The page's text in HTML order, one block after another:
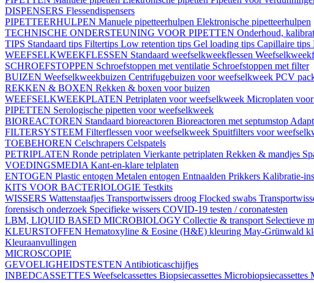
DISPENSERS Flessendispensers
PIPETTEERHULPEN Manuele pipetteerhulpen Elektronische pipetteerhulpen
TECHNISCHE ONDERSTEUNING VOOR PIPETTEN Onderhoud,
TIPS Standaard tips Filtertips Low retention tips Gel loading tips Capillaire tips
WEEFSELKWEEKFLESSEN Standaard weefselkweekflessen
SCHROEFSTOPPEN Schroefstoppen met ventilatie Schroefstoppen met filter
BUIZEN Weefselkweekbuizen Centrifugebuizen voor weefselkweek PCV
REKKEN & BOXEN Rekken & boxen voor buizen
WEEFSELKWEEKPLATEN Petriplaten voor weefselkweek Microplaten
PIPETTEN Serologische pipetten voor weefselkweek
BIOREACTOREN Standaard bioreactoren Bioreactoren met septumstop
FILTERSYSTEEM Filterflessen voor weefselkweek Spuitfilters voor
TOEBEHOREN Celschrapers Celspatels
PETRIPLATEN Ronde petriplaten Vierkante petriplaten Rekken & mandjes
VOEDINGSMEDIA Kant-en-klare telplaten
ENTOGEN Plastic entogen Metalen entogen Entnaalden Prikkers Kalibratie-
KITS VOOR BACTERIOLOGIE Testkits
WISSERS Wattenstaafjes Transportwissers droog Flocked swabs
forensisch onderzoek Specifieke wissers COVID-19 testen / coronatesten
LBM, LIQUID BASED MICROBIOLOGY Collectie & transport Selectieve
KLEURSTOFFEN Hematoxyline & Eosine (H&E) kleuring May-Grünwald
Kleuraanvullingen
MICROSCOPIE
GEVOELIGHEIDSTESTEN Antibioticaschijfjes
INBEDCASSETTES Weefselcassettes Biopsiecassettes Microbiopsiecassettes